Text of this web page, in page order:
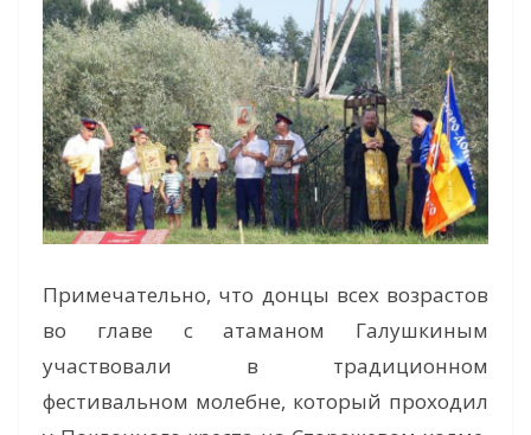
Примечательно, что донцы всех возрастов
во главе с атаманом Галушкиным
участвовали в традиционном
фестивальном молебне, который проходил